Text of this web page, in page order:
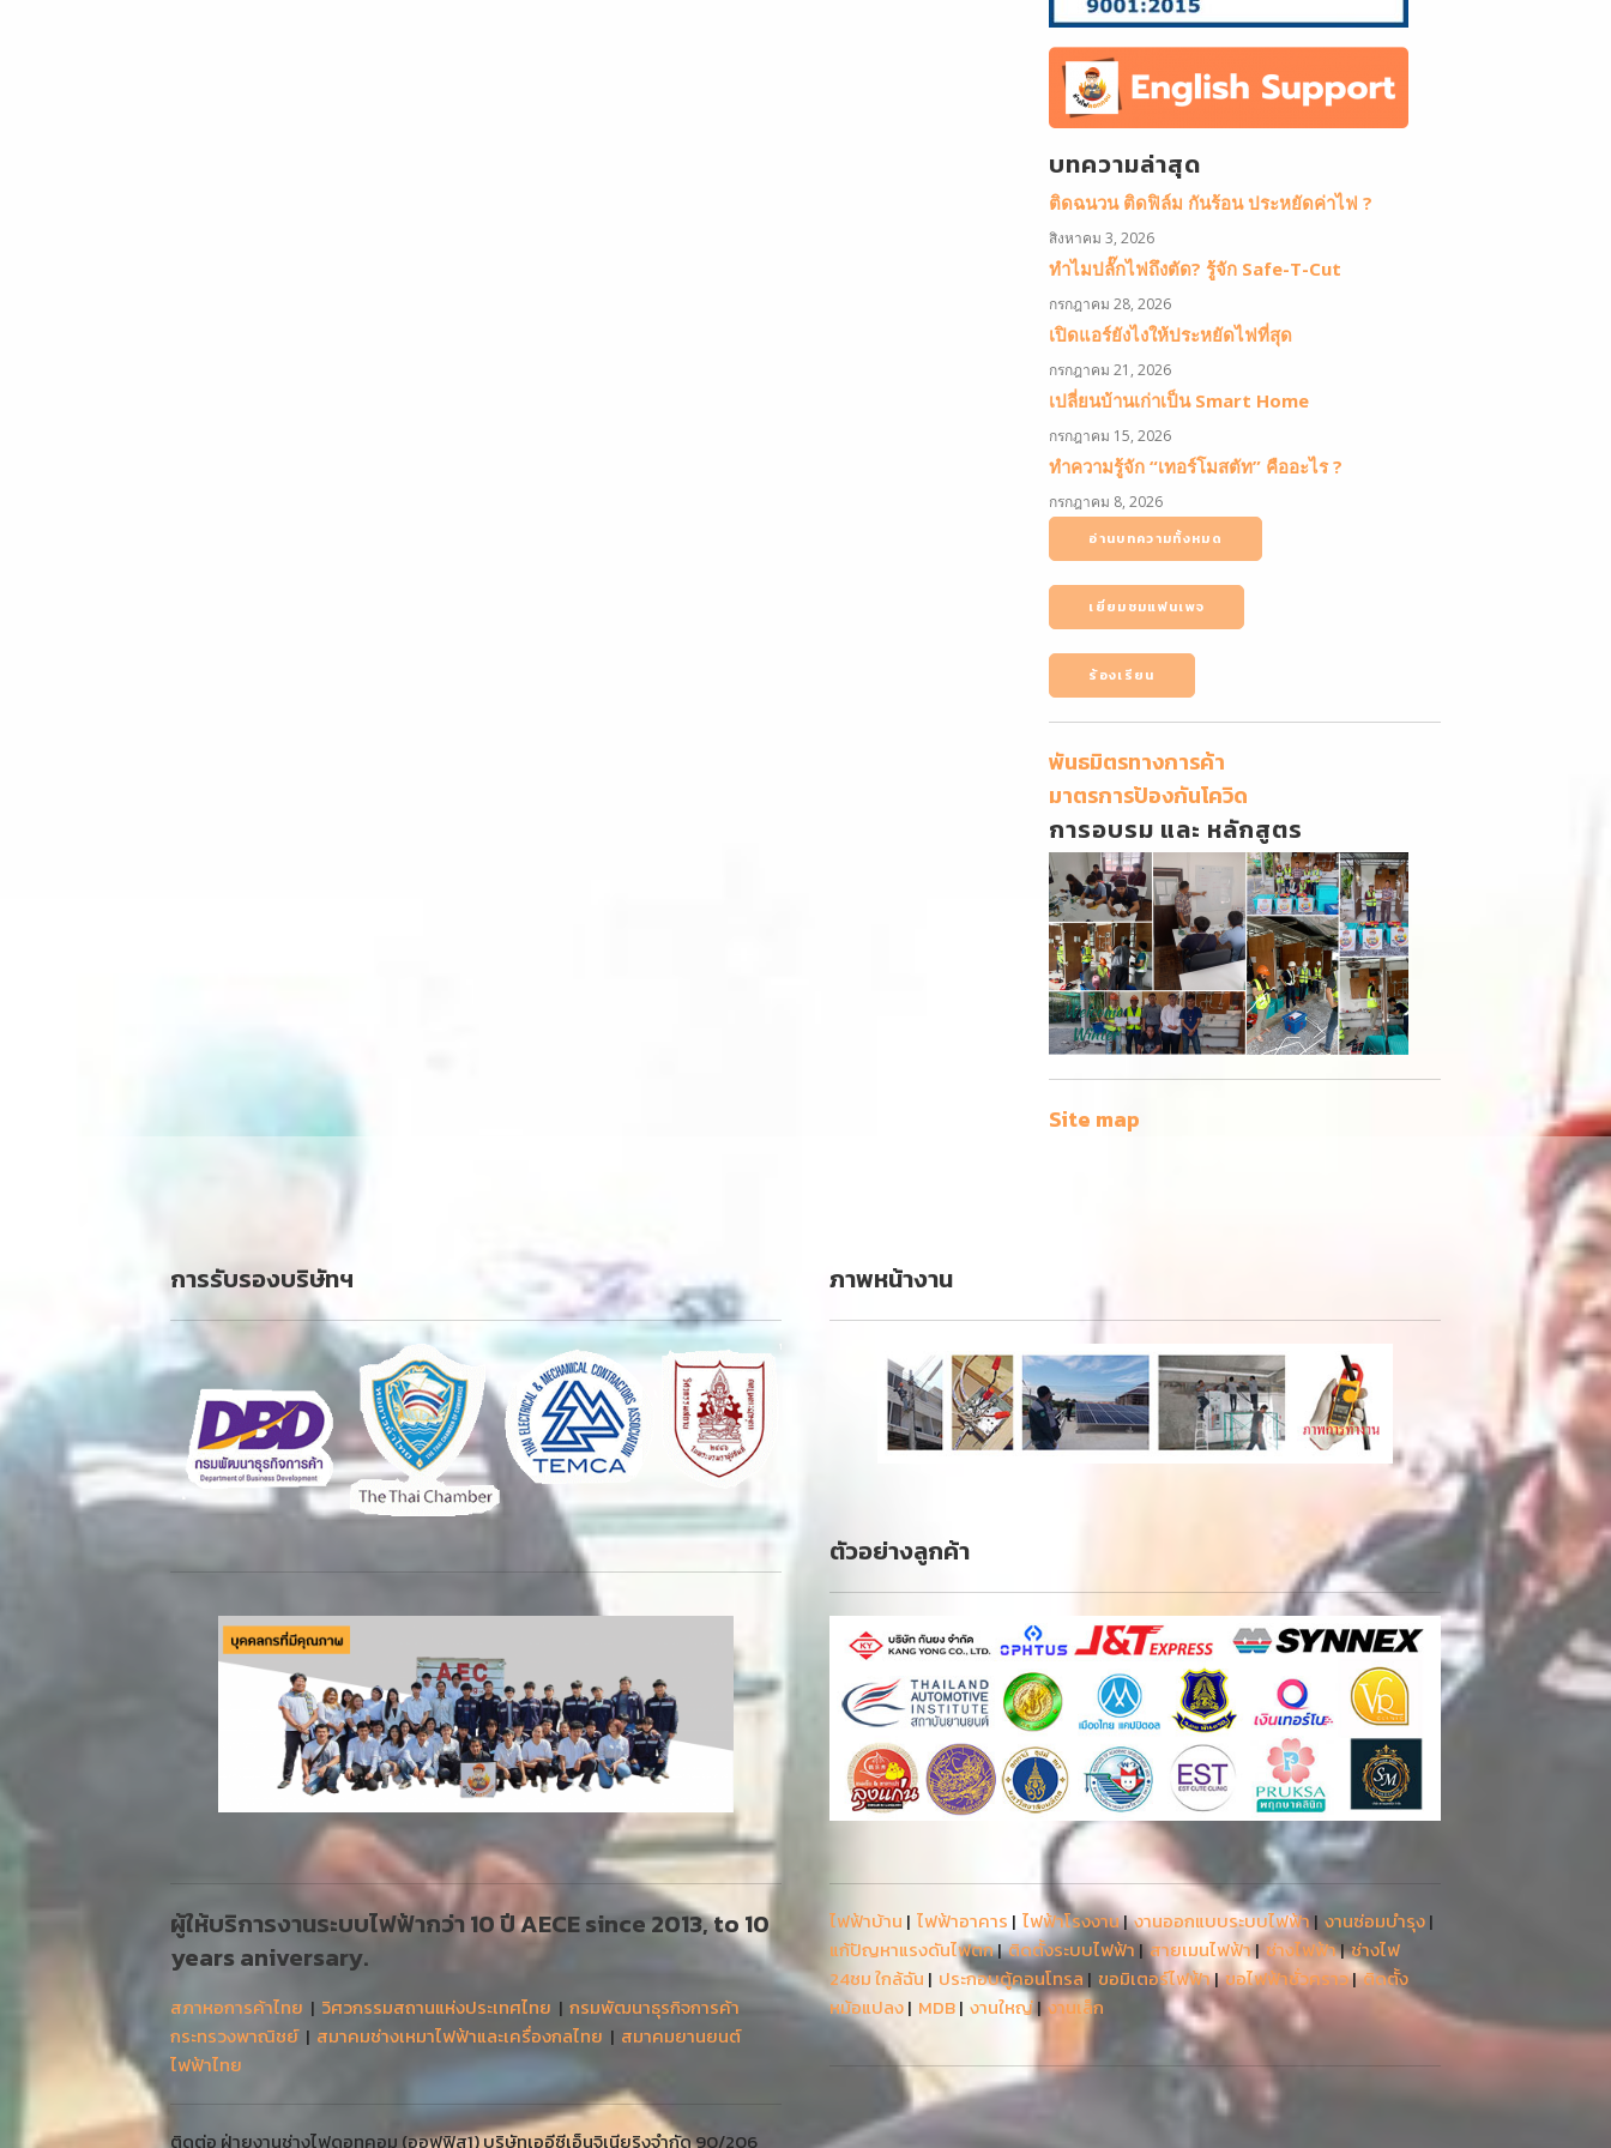
บทความล่าสุด
ติดฉนวน ติดฟิล์ม กันร้อน ประหยัดค่าไฟ ?
สิงหาคม 3, 2026
ทำไมปลั๊กไฟถึงตัด? รู้จัก Safe-T-Cut
กรกฎาคม 28, 2026
เปิดแอร์ยังไงให้ประหยัดไฟที่สุด
กรกฎาคม 21, 2026
เปลี่ยนบ้านเก่าเป็น Smart Home
กรกฎาคม 15, 2026
ทำความรู้จัก “เทอร์โมสตัท” คืออะไร ?
กรกฎาคม 8, 2026
อ่านบทความทั้งหมด
เยี่ยมชมแฟนเพจ
ร้องเรียน
พันธมิตรทางการค้า
มาตรการป้องกันโควิด
การอบรม และ หลักสูตร
Site map
การรับรองบริษัทฯ
ผู้ให้บริการงานระบบไฟฟ้ากว่า 10 ปี AECE since 2013, to 10
years aniversary.
สภาหอการค้าไทย | วิศวกรรมสถานแห่งประเทศไทย | กรมพัฒนาธุรกิจการค้า
กระทรวงพาณิชย์| สมาคมช่างเหมาไฟฟ้าและเครื่องกลไทย | สมาคมยานยนต์
ไฟฟ้าไทย
ติดต่อ ฝ่ายงานช่างไฟดอทคอม (ออฟฟิส1) บริษัทเออีซีเอ็นจิเนียริงจำกัด 90/206
ภาพหน้างาน
ตัวอย่างลูกค้า
ไฟฟ้าบ้าน | ไฟฟ้าอาคาร | ไฟฟ้าโรงงาน|งานออกแบบระบบไฟฟ้า| งานซ่อมบำรุง|
แก้ปัญหาแรงดันไฟตก|ติดตั้งระบบไฟฟ้า|สายเมนไฟฟ้า| ช่างไฟฟ้า|ช่างไฟ
24ชม ใกล้ฉัน | ประกอบตู้คอนโทรล | ขอมิเตอร์ไฟฟ้า|ขอไฟฟ้าชั่วคราว|ติดตั้ง
หม้อแปลง| MDB| งานใหญ่| งานเล็ก